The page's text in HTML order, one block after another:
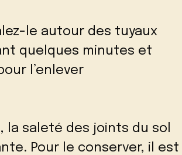
le autour des tuyaux
quelques minutes et
l’enlever
la saleté des joints du sol
Pour le conserver, il est